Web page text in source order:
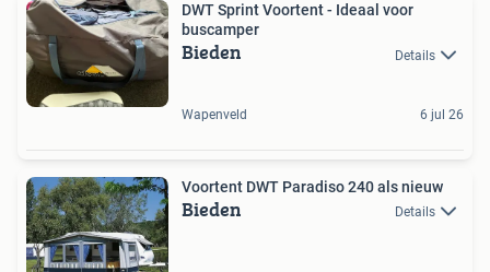
DWT Sprint Voortent - Ideaal voor
buscamper
Bieden Details
Wapenveld 6 jul 26
Voortent DWT Paradiso 240 als nieuw
Bieden Details